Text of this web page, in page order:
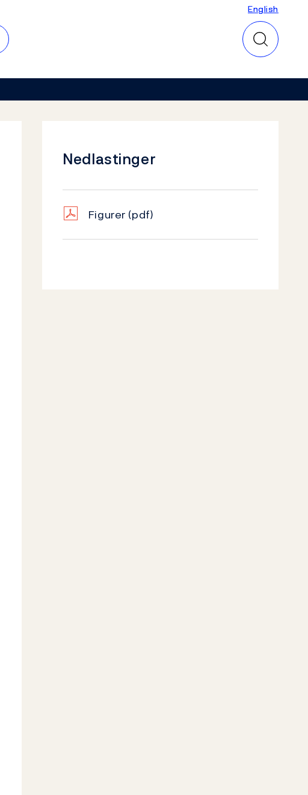
English
English
Nedlastinger
Figurer (pdf)